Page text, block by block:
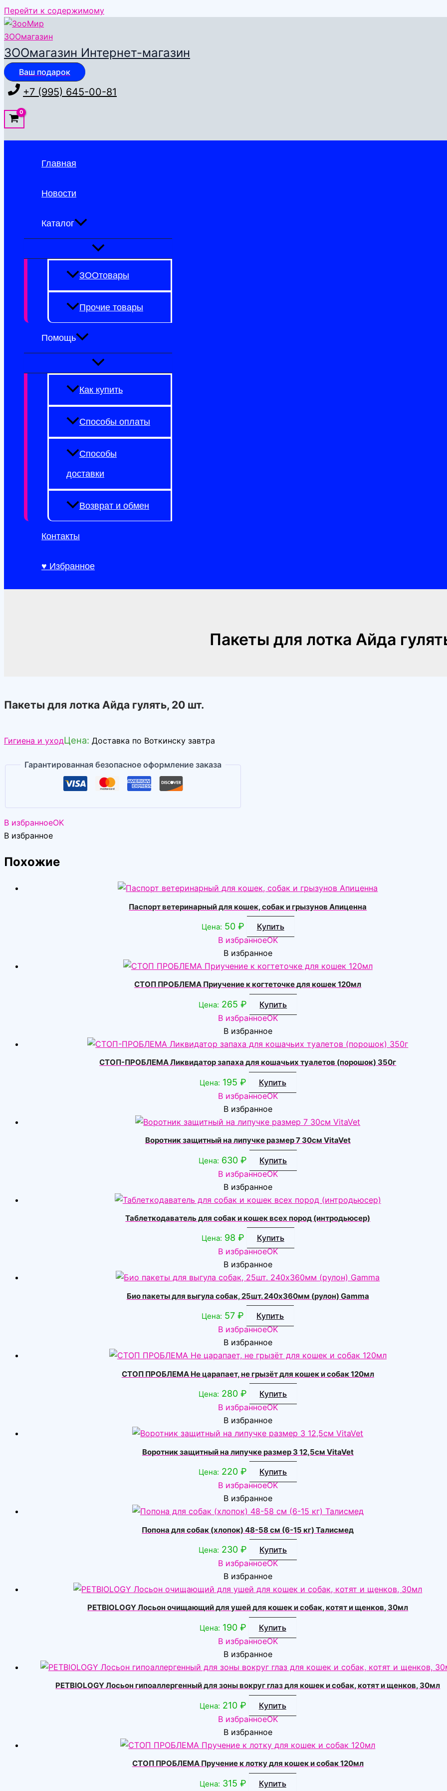
Перейти к содержимому
ЗООмагазин Интернет-магазин
Ваш подарок
+7 (995) 645-00-81
Главная
Новости
Каталог
ЗООтовары
Прочие товары
Помощь
Как купить
Способы оплаты
Способы
доставки
Возврат и обмен
Контакты
♥ Избранное
Пакеты для лотка Айда
Пакеты для лотка Айда гулять, 20 шт.
Гигиена и уходЦена: Доставка по Воткинску завтра
Гарантированная безопасное оформление заказа
В избранноеOK
В избранное
Похожие
Паспорт ветеринарный для кошек, собак и грызунов Апиценна
Цена: 50 ₽
Купить
В избранноеOK
В избранное
СТОП ПРОБЛЕМА Приучение к когтеточке для кошек 120мл
Цена: 265₽
Купить
В избранноеOK
В избранное
СТОП-ПРОБЛЕМА Ликвидатор запаха для кошачьих туалетов (порошок) 350г
Цена: 195 ₽
Купить
В избранноеOK
В избранное
Воротник защитный на липучке размер 7 30см VitaVet
Цена: 630₽
Купить
В избранноеOK
В избранное
Таблеткодаватель для собак и кошек всех пород (интродьюсер)
Цена: 98 ₽
Купить
В избранноеOK
В избранное
Био пакеты для выгула собак, 25шт. 240х360мм (рулон) Gamma
Цена: 57₽
Купить
В избранноеOK
В избранное
СТОП ПРОБЛЕМА Не царапает, не грызёт для кошек и собак 120мл
Цена: 280₽
Купить
В избранноеOK
В избранное
Воротник защитный на липучке размер 3 12,5см VitaVet
Цена: 220₽
Купить
В избранноеOK
В избранное
Попона для собак (хлопок) 48-58 см (6-15 кг) Талисмед
Цена: 230₽
Купить
В избранноеOK
В избранное
PETBIOLOGY Лосьон очищающий для ушей для кошек и собак, котят и щенков, 30мл
Цена: 190 ₽
Купить
В избранноеOK
В избранное
PETBIOLOGY Лосьон гипоаллергенный для зоны вокруг глаз для кошек и собак, котят и щенков, 30мл
Цена: 210 ₽
Купить
В избранноеOK
В избранное
СТОП ПРОБЛЕМА Пручение к лотку для кошек и собак 120мл
Цена: 315 ₽ Купить
Доска